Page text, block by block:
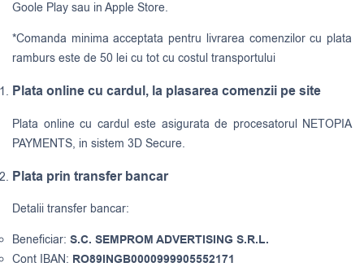
Goole Play sau in Apple Store.
*Comanda minima acceptata pentru livrarea comenzilor cu plata
ramburs este de 50 lei cu tot cu costul transportului
Plata online cu cardul, la plasarea comenzii pe site
Plata online cu cardul este asigurata de procesatorul NETOPIA
PAYMENTS, in sistem 3D Secure.
Plata prin transfer bancar
Detalii transfer bancar:
Beneficiar: S.C. SEMPROM ADVERTISING S.R.L.
Cont IBAN: RO89INGB0000999905552171